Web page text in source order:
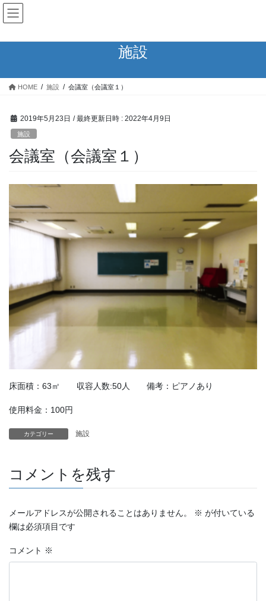
コ
ン
ン
ス
ナ
ビ
ー
ン
施設
HOME 施設 会議室（会議室１）
2019年5月23日 / 最終更新日時 : 2022年4月9日
施設
会議室（会議室１）
床面積：63㎡ 収容人数:50人 備考：ピアノあり
使用料金：100円
カテゴリー 施設
コメントを残す
メールアドレスが公開されることはありません。 ※ が付いている
欄は必須項目です
コメント ※